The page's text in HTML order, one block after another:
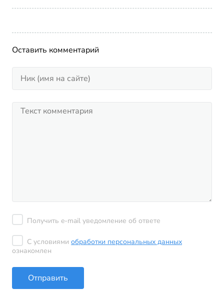
Оставить комментарий
Получить e-mail уведомление об ответе
С условиями обработки персональных данных
ознакомлен
Отправить